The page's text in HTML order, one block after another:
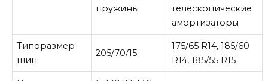
пружины
телескопические
амортизаторы
Типоразмер
шин
205/70/15
175/65 R14, 185/60
R14, 185/55 R15